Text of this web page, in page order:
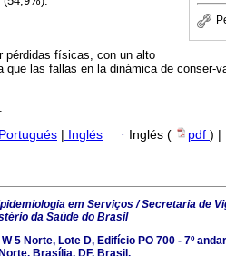
pérdidas físicas, con un alto
las fallas en la dinámica de conser-
Inglés · Inglés ( pdf ) |
em Serviços / Secretaria de
da Saúde do Brasil
5 Norte, Lote D, Edifício PO 700 - 7º
Brasília, DF, Brasil.